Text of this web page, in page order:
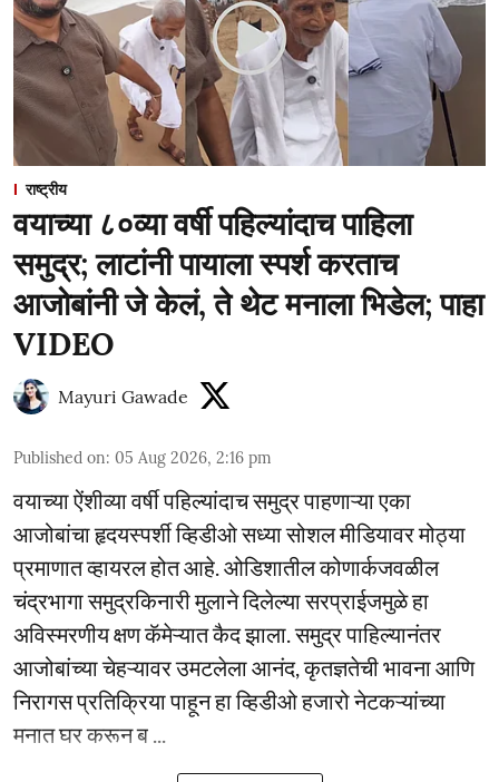
राष्ट्रीय
वयाच्या ८०व्या वर्षी पहिल्यांदाच पाहिला
समुद्र; लाटांनी पायाला स्पर्श करताच
आजोबांनी जे केलं, ते थेट मनाला भिडेल; पाहा
VIDEO
Mayuri Gawade
Published on: 05 Aug 2026, 2:16 pm
वयाच्या ऐंशीव्या वर्षी पहिल्यांदाच समुद्र पाहणाऱ्या एका
आजोबांचा हृदयस्पर्शी व्हिडीओ सध्या सोशल मीडियावर मोठ्या
प्रमाणात व्हायरल होत आहे. ओडिशातील कोणार्कजवळील
चंद्रभागा समुद्रकिनारी मुलाने दिलेल्या सरप्राईजमुळे हा
अविस्मरणीय क्षण कॅमेऱ्यात कैद झाला. समुद्र पाहिल्यानंतर
आजोबांच्या चेहऱ्यावर उमटलेला आनंद, कृतज्ञतेची भावना आणि
निरागस प्रतिक्रिया पाहून हा व्हिडीओ हजारो नेटकऱ्यांच्या
मनात घर करून ब ...